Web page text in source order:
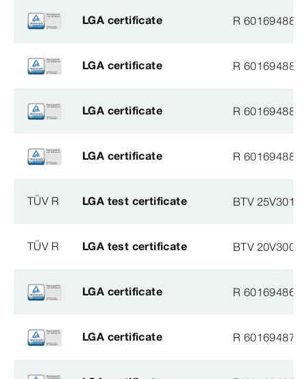
LGA certificate R 60169488
LGA certificate R 60169488
LGA certificate R 60169488
LGA certificate R 60169488
TÜV R LGA test certificate BTV
TÜV R LGA test certificate BTV
LGA certificate R 60169486
LGA certificate R 60169487